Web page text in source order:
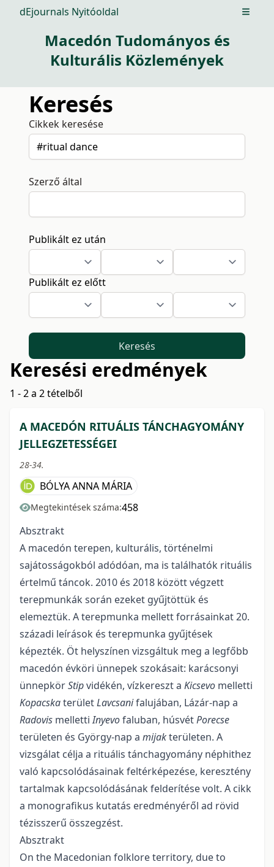
dEjournals Nyitóoldal Open
Macedón Tudományos és
Kulturális Közlemények
Keresés
Cikkek keresése
Szerző által
Publikált ez után
Publikált ez előtt
Keresés
Keresési eredmények
1 - 2 a 2 tételből
A MACEDÓN RITUÁLIS TÁNCHAGYOMÁNY
JELLEGZETESSÉGEI
28-34.
BÓLYA ANNA MÁRIA
Megtekintések száma:458
Absztrakt
A macedón terepen, kulturális, történelmi
sajátosságokból adódóan, ma is találhatók rituális
értelmű táncok. 2010 és 2018 között végzett
terepmunkák során ezeket gyűjtöttük és
elemeztük. A terepmunka mellett forrásainkat 20.
századi leírások és terepmunka gyűjtések
képezték. Öt helyszínen vizsgáltuk meg a legfőbb
macedón évköri ünnepek szokásait: karácsonyi
ünnepkörStipvidékén, vízkereszt a Kicsevo melletti
KopacskaterületLavcsanifalujában, Lázár-nap a
Radovis mellettiInyevofaluban, húsvétPorecse
területen és György-nap a mijakterületen. A
vizsgálat célja a rituális tánchagyomány néphithez
való kapcsolódásainak feltérképezése, keresztény
tartalmak kapcsolódásának felderítése volt. A cikk
a monografikus kutatás eredményéről ad rövid
tézisszerű összegzést.
Absztrakt
On the Macedonian folklore territory, due to